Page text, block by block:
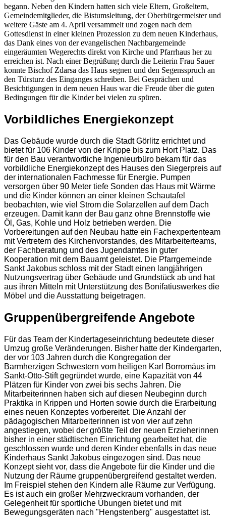
begann. Neben den Kindern hatten sich viele Eltern, Großeltern,
Gemeindemitglieder, die Bistumsleitung, der Oberbürgermeister und
weitere Gäste am 4. April versammelt und zogen nach dem
Gottesdienst in einer kleinen Prozession zu dem neuen Kinderhaus,
das Dank eines von der evangelischen Nachbargemeinde
eingeräumten Wegerechts direkt von Kirche und Pfarrhaus her zu
erreichen ist. Nach einer Begrüßung durch die Leiterin Frau Sauer
konnte Bischof Zdarsa das Haus segnen und den Segensspruch an
den Türsturz des Einganges schreiben. Bei Gesprächen und
Besichtigungen in dem neuen Haus war die Freude über die guten
Bedingungen für die Kinder bei vielen zu spüren.
Vorbildliches Energiekonzept
Das Gebäude wurde durch die Stadt Görlitz errichtet und
bietet für 106 Kinder von der Krippe bis zum Hort Platz. Das
für den Bau verantwortliche Ingenieurbüro bekam für das
vorbildliche Energiekonzept des Hauses den Siegerpreis auf
der internationalen Fachmesse für Energie. Pumpen
versorgen über 90 Meter tiefe Sonden das Haus mit Wärme
und die Kinder können an einer kleinen Schautafel
beobachten, wie viel Strom die Solarzellen auf dem Dach
erzeugen. Damit kann der Bau ganz ohne Brennstoffe wie
Öl, Gas, Kohle und Holz betrieben werden. Die
Vorbereitungen auf den Neubau hatte ein Fachexpertenteam
mit Vertretern des Kirchenvorstandes, des Mitarbeiterteams,
der Fachberatung und des Jugendamtes in guter
Kooperation mit dem Bauamt geleistet. Die Pfarrgemeinde
Sankt Jakobus schloss mit der Stadt einen langjährigen
Nutzungsvertrag über Gebäude und Grundstück ab und hat
aus ihren Mitteln mit Unterstützung des Bonifatiuswerkes die
Möbel und die Ausstattung beigetragen.
Gruppenübergreifende Angebote
Für das Team der Kindertageseinrichtung bedeutete dieser
Umzug große Veränderungen. Bisher hatte der Kindergarten,
der vor 103 Jahren durch die Kongregation der
Barmherzigen Schwestern vom heiligen Karl Borromäus im
Sankt-Otto-Stift gegründet wurde, eine Kapazität von 44
Plätzen für Kinder von zwei bis sechs Jahren. Die
Mitarbeiterinnen haben sich auf diesen Neubeginn durch
Praktika in Krippen und Horten sowie durch die Erarbeitung
eines neuen Konzeptes vorbereitet. Die Anzahl der
pädagogischen Mitarbeiterinnen ist von vier auf zehn
angestiegen, wobei der größte Teil der neuen Erzieherinnen
bisher in einer städtischen Einrichtung gearbeitet hat, die
geschlossen wurde und deren Kinder ebenfalls in das neue
Kinderhaus Sankt Jakobus eingezogen sind. Das neue
Konzept sieht vor, dass die Angebote für die Kinder und die
Nutzung der Räume gruppenübergreifend gestaltet werden.
Im Freispiel stehen den Kindern alle Räume zur Verfügung.
Es ist auch ein großer Mehrzweckraum vorhanden, der
Gelegenheit für sportliche Übungen bietet und mit
Bewegungsgeräten nach "Hengstenberg" ausgestattet ist.